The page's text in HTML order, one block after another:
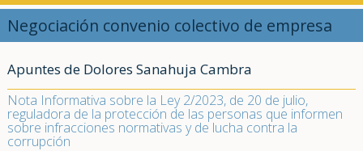
Negociación convenio colectivo de empresa
Apuntes de Dolores Sanahuja Cambra
Nota Informativa sobre la Ley 2/2023, de 20 de julio,
reguladora de la protección de las personas que informen
sobre infracciones normativas y de lucha contra la
corrupción